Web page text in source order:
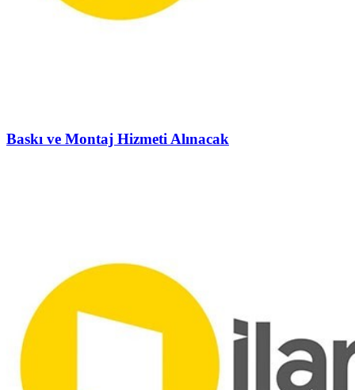
Baskı ve Montaj Hizmeti Alınacak